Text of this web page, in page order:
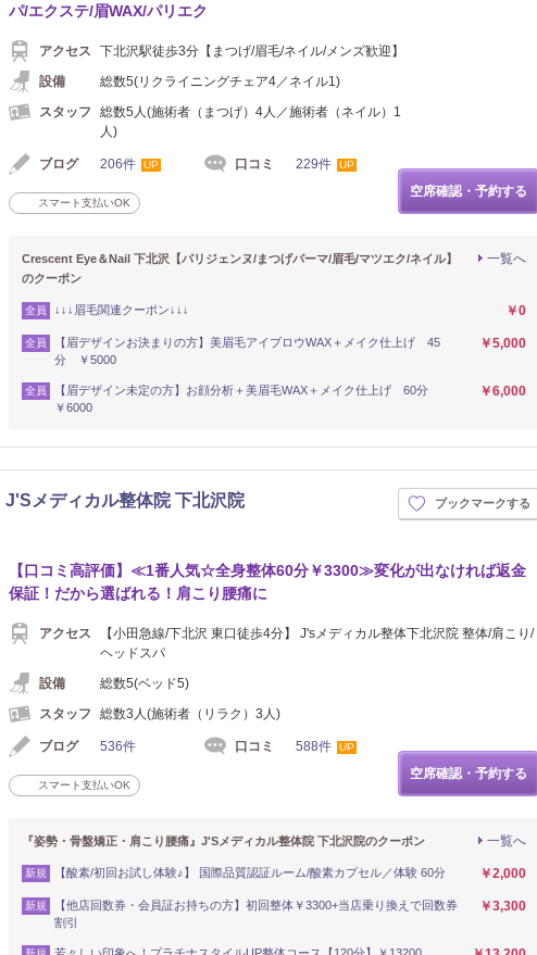
パ/エクステ/眉WAX/パリエク
アクセス
下北沢駅徒歩3分【まつげ/眉毛/ネイル/メンズ歓迎】
設備
総数5(リクライニングチェア4／ネイル1)
スタッフ
総数5人(施術者（まつげ）4人／施術者（ネイル）1
人)
ブログ 206件 UP 口コミ 229件 UP
スマート支払いOK
空席確認・予約する
一覧へ
Crescent Eye＆Nail 下北沢【パリジェンヌ/まつげパーマ/眉毛/マツエク/ネイル】
のクーポン
全員 ↓↓↓眉毛関連クーポン↓↓↓ ￥0
全員
【眉デザインお決まりの方】美眉毛アイブロウWAX＋メイク仕上げ 45
分 ￥5000
￥5,000
全員
【眉デザイン未定の方】お顔分析＋美眉毛WAX＋メイク仕上げ 60分
￥6000
￥6,000
J'Sメディカル整体院 下北沢院 ブックマークする
【口コミ高評価】≪1番人気☆全身整体60分￥3300≫変化が出なければ返金
保証！だから選ばれる！肩こり腰痛に
アクセス
【小田急線/下北沢 東口徒歩4分】 J'sメディカル整体下北沢院 整体/肩こり/
ヘッドスパ
設備
総数5(ベッド5)
スタッフ
総数3人(施術者（リラク）3人)
ブログ 536件 口コミ 588件 UP
スマート支払いOK
空席確認・予約する
一覧へ
『姿勢・骨盤矯正・肩こり腰痛』J'Sメディカル整体院 下北沢院のクーポン
新規 【酸素/初回お試し体験♪】 国際品質認証ルーム/酸素カプセル／体験 60分 ￥2,000
新規
【他店回数券・会員証お持ちの方】初回整体￥3300+当店乗り換えで回数券
割引
￥3,300